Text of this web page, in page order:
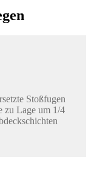
Stoßfugen
zu Lage um 1/4